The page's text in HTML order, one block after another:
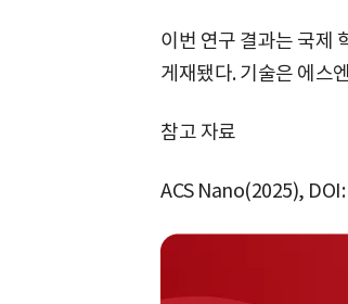
이번 연구 결과는 국제
게재됐다. 기술은 에스
참고 자료
ACS Nano(2025), DOI: